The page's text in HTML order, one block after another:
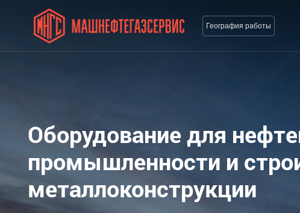
География работы
Оборудование для
промышленности и
металлоконструкции